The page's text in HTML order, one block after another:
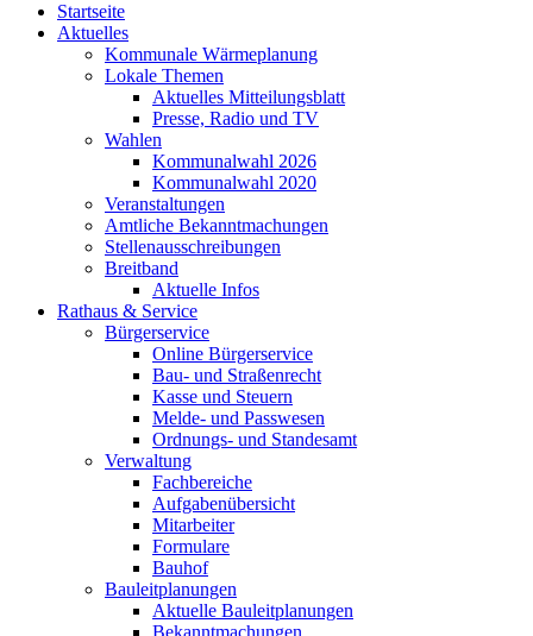
Startseite
Aktuelles
Kommunale Wärmeplanung
Lokale Themen
Aktuelles Mitteilungsblatt
Presse, Radio und TV
Wahlen
Kommunalwahl 2026
Kommunalwahl 2020
Veranstaltungen
Amtliche Bekanntmachungen
Stellenausschreibungen
Breitband
Aktuelle Infos
Rathaus & Service
Bürgerservice
Online Bürgerservice
Bau- und Straßenrecht
Kasse und Steuern
Melde- und Passwesen
Ordnungs- und Standesamt
Verwaltung
Fachbereiche
Aufgabenübersicht
Mitarbeiter
Formulare
Bauhof
Bauleitplanungen
Aktuelle Bauleitplanungen
Bekanntmachungen